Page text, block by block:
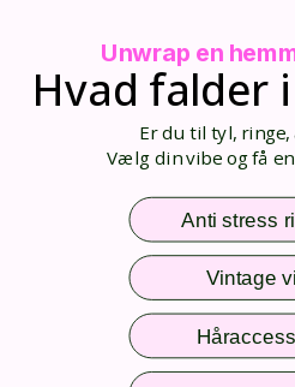
Størrelsesguide
Blog
Nem og sikker betaling
Unwrap en
Hvad falder i
Er du til tyl, ringe,
Vælg din vibe og få
Anti stress
Vintage